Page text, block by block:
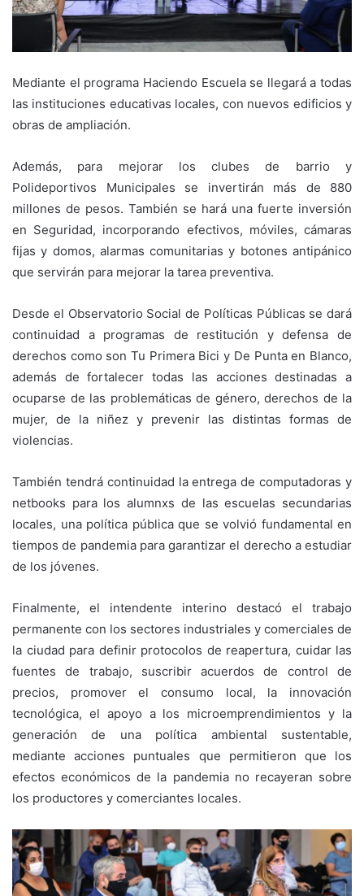
Mediante el programa Haciendo Escuela se llegará a todas
las instituciones educativas locales, con nuevos edificios y
obras de ampliación.
Además, para mejorar los clubes de barrio y
Polideportivos Municipales se invertirán más de 880
millones de pesos. También se hará una fuerte inversión
en Seguridad, incorporando efectivos, móviles, cámaras
fijas y domos, alarmas comunitarias y botones antipánico
que servirán para mejorar la tarea preventiva.
Desde el Observatorio Social de Políticas Públicas se dará
continuidad a programas de restitución y defensa de
derechos como son Tu Primera Bici y De Punta en Blanco,
además de fortalecer todas las acciones destinadas a
ocuparse de las problemáticas de género, derechos de la
mujer, de la niñez y prevenir las distintas formas de
violencias.
También tendrá continuidad la entrega de computadoras y
netbooks para los alumnxs de las escuelas secundarias
locales, una política pública que se volvió fundamental en
tiempos de pandemia para garantizar el derecho a estudiar
de los jóvenes.
Finalmente, el intendente interino destacó el trabajo
permanente con los sectores industriales y comerciales de
la ciudad para definir protocolos de reapertura, cuidar las
fuentes de trabajo, suscribir acuerdos de control de
precios, promover el consumo local, la innovación
tecnológica, el apoyo a los microemprendimientos y la
generación de una política ambiental sustentable,
mediante acciones puntuales que permitieron que los
efectos económicos de la pandemia no recayeran sobre
los productores y comerciantes locales.